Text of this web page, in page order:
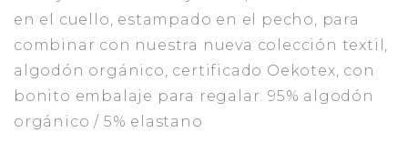
en el cuello, estampado en el pecho, para
combinar con nuestra nueva colección textil,
algodón orgánico, certificado Oekotex, con
bonito embalaje para regalar. 95% algodón
orgánico / 5% elastano